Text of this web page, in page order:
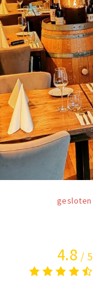
gesloten
4.8 / 5